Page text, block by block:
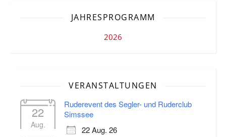
JAHRESPROGRAMM
2026
VERANSTALTUNGEN
22
Aug.
Ruderevent des Segler- und Ruderclub
Simssee
22 Aug. 26